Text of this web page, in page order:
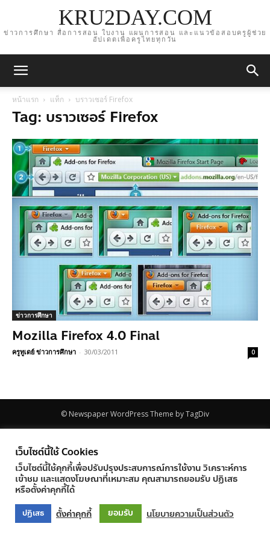
KRU2DAY.COM
ข่าวการศึกษา สื่อการสอน ใบงาน แผนการสอน และแนวข้อสอบครูผู้ช่วย
อัปเดตเพื่อครูไทยทุกวัน
หน้าแรก แท็ก บราวเซอร์ Firefox
Tag: บราวเซอร์ Firefox
ข่าวการศึกษา
Mozilla Firefox 4.0 Final
ครูทูเดย์ ข่าวการศึกษา - 30/03/2011 0
© Newspaper WordPress Theme by TagDiv
เว็บไซต์นี้ใช้ Cookies
เว็บไซต์นี้ใช้คุกกี้เพื่อปรับปรุงประสบการณ์การใช้งาน วิเคราะห์การ
เข้าชม และแสดงโฆษณาที่เหมาะสม คุณสามารถยอมรับ ปฏิเสธ
หรือตั้งค่าคุกกี้ได้
ปฏิเสธ ตั้งค่าคุกกี้ ยอมรับ นโยบายความเป็นส่วนตัว